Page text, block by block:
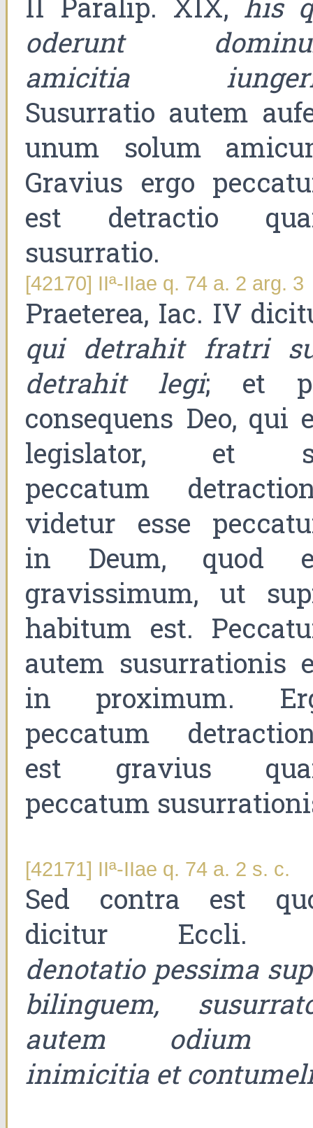
II Paralip. XIX, his
oderunt
amicitia
Susurratio autem
unum solum
Gravius ergo
est detractio
susurratio.
[42170] IIª-IIae q. 74 a. 2 arg. 3
Praeterea, Iac. IV
qui detrahit fratri
detrahit legi; et
consequens Deo, qui
legislator, et
peccatum
videtur esse
in Deum, quod
gravissimum, ut
habitum est.
autem susurrationis
in proximum.
peccatum
est gravius
peccatum
[42171] IIª-IIae q. 74 a. 2 s. c.
Sed contra est
dicitur Eccli.
denotatio pessima
bilinguem,
autem odium
inimicitia et